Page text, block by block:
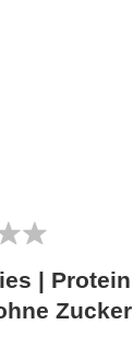
| Protein
Zucker